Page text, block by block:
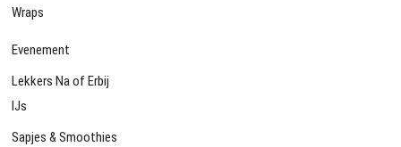
Wraps
Evenement
Lekkers Na of Erbij
IJs
Sapjes & Smoothies